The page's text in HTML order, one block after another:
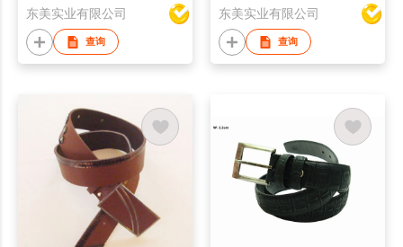
东美实业有限公司
查询
东美实业有限公司
查询